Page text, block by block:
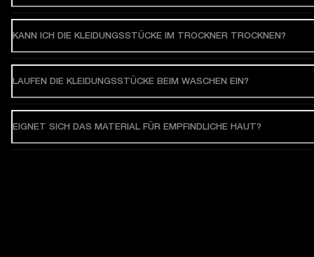
KANN ICH DIE KLEIDUNGSSTÜCKE IM TROCKNER TROCKNEN?
LAUFEN DIE KLEIDUNGSSTÜCKE BEIM WASCHEN EIN?
EIGNET SICH DAS MATERIAL FÜR EMPFINDLICHE HAUT?